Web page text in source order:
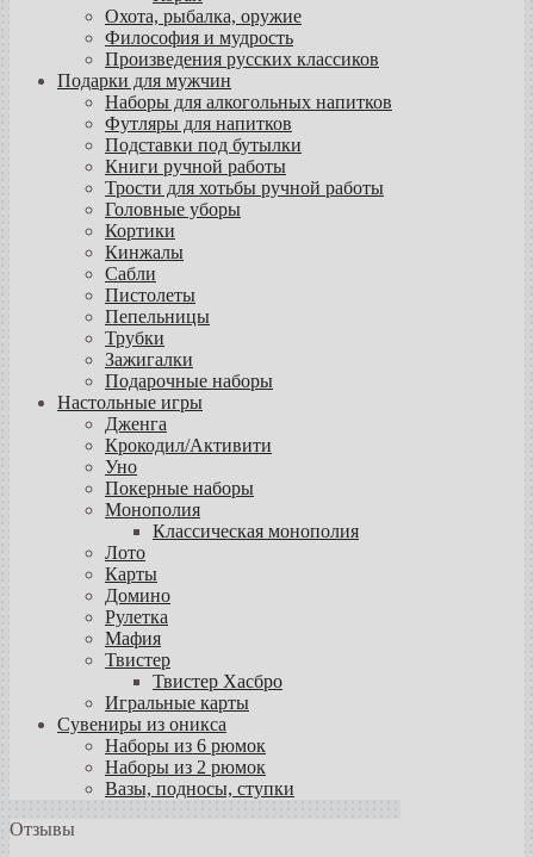
Охота, рыбалка, оружие
Философия и мудрость
Произведения русских классиков
Подарки для мужчин
Наборы для алкогольных напитков
Футляры для напитков
Подставки под бутылки
Книги ручной работы
Трости для хотьбы ручной работы
Головные уборы
Кортики
Кинжалы
Сабли
Пистолеты
Пепельницы
Трубки
Зажигалки
Подарочные наборы
Настольные игры
Дженга
Крокодил/Активити
Уно
Покерные наборы
Монополия
Классическая монополия
Лото
Карты
Домино
Рулетка
Мафия
Твистер
Твистер Хасбро
Игральные карты
Сувениры из оникса
Наборы из 6 рюмок
Наборы из 2 рюмок
Вазы, подносы, ступки
Отзывы